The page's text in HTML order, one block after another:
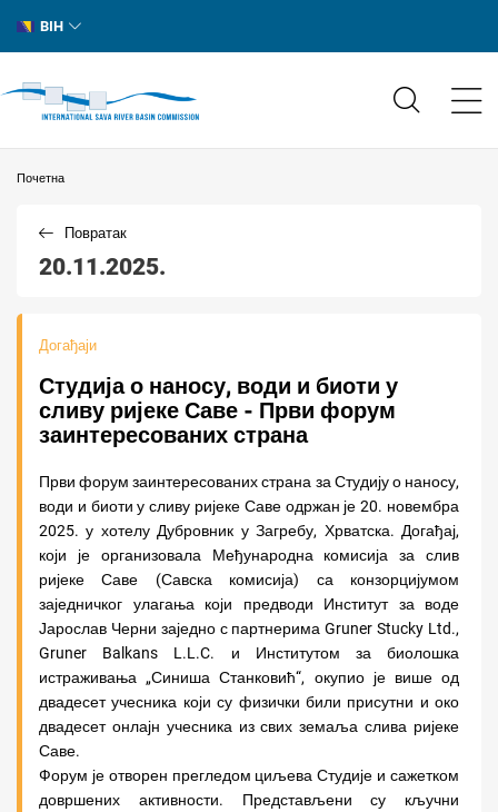
BIH
Почетна
20.11.2025.
Повратак
Догађаји
Студија о наносу, води и биоти у
сливу ријеке Саве - Први форум
заинтересованих страна
Први форум заинтересованих страна за Студију о наносу,
води и биоти у сливу ријеке Саве одржан је 20. новембра
2025. у хотелу Дубровник у Загребу, Хрватска. Догађај,
који је организовала Међународна комисија за слив
ријеке Саве (Савска комисија) са конзорцијумом
заједничког улагања који предводи Институт за воде
Јарослав Черни заједно с партнерима Gruner Stucky Ltd.,
Gruner Balkans L.L.C. и Институтом за биолошка
истраживања „Синиша Станковић“, окупио је више од
двадесет учесника који су физички били присутни и око
двадесет онлајн учесника из свих земаља слива ријеке
Саве.
Форум је отворен прегледом циљева Студије и сажетком
довршених активности. Представљени су кључни